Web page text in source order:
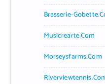
Brasserie-
Musicrearte.com
Morseysfarms.com